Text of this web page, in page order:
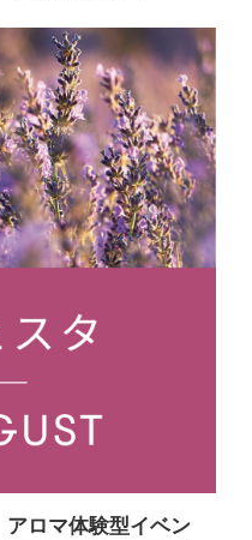
ロマ体験型イベン